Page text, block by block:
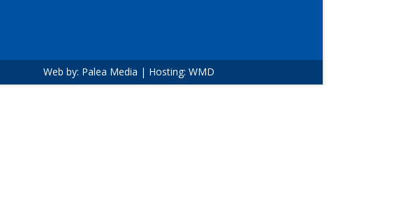
Web by: Palea Media | Hosting: WMD